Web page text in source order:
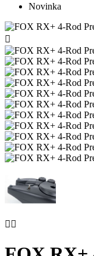
Novinka

 